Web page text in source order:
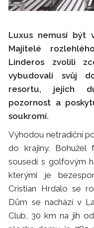
Luxus nemusí být
Majitelé
Linderos zvolili
vybudovali svůj
resortu, jejich
pozornost a
soukromí.
Výhodou netradiční
do krajiny.
sousedí s golfovým
kterými je
Cristian Hrdalo se
Dům se nachází v
Club, 30 km na jih